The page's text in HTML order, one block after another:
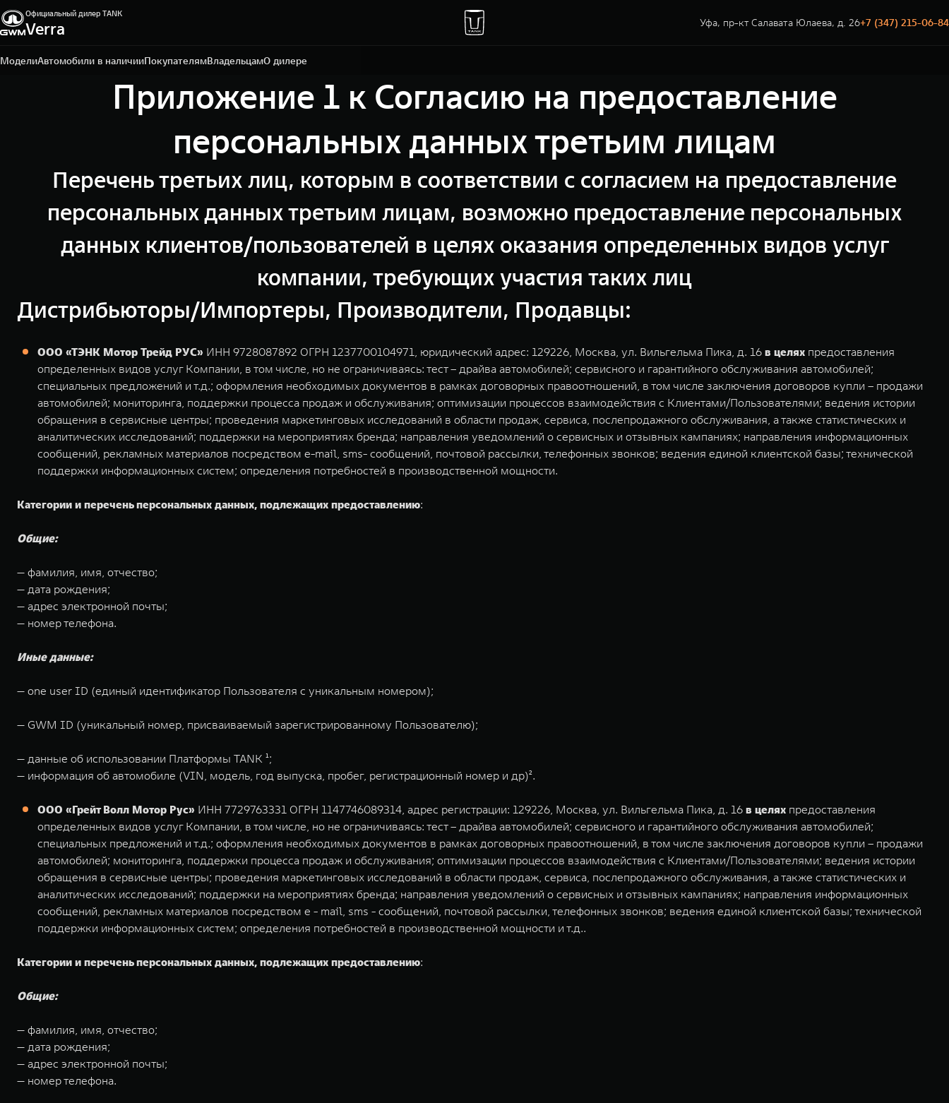
Официальный дилер TANK
Verra Уфа, пр-кт Салавата Юлаева, д. 26+7 (347) 215-06-84
МоделиАвтомобили в наличииПокупателямВладельцамО дилере
Уфа, пр-кт Салавата Юлаева, д. 26
+7 (347) 215-06-84
Приложение 1 к Согласию на предоставление
персональных данных третьим лицам
Перечень третьих лиц, которым в соответствии с согласием на предоставление
персональных данных третьим лицам, возможно предоставление персональных
данных клиентов/пользователей в целях оказания определенных видов услуг
компании, требующих участия таких лиц
Дистрибьюторы/Импортеры, Производители, Продавцы:
ООО «ТЭНК Мотор Трейд РУС» ИНН 9728087892 ОГРН 1237700104971, юридический адрес: 129226, Москва, ул. Вильгельма Пика, д. 16 в целях предоставления
определенных видов услуг Компании, в том числе, но не ограничиваясь: тест – драйва автомобилей; сервисного и гарантийного обслуживания автомобилей;
специальных предложений и т.д.; оформления необходимых документов в рамках договорных правоотношений, в том числе заключения договоров купли – продажи
автомобилей; мониторинга, поддержки процесса продаж и обслуживания; оптимизации процессов взаимодействия с Клиентами/Пользователями; ведения истории
обращения в сервисные центры; проведения маркетинговых исследований в области продаж, сервиса, послепродажного обслуживания, а также статистических и
аналитических исследований; поддержки на мероприятиях бренда; направления уведомлений о сервисных и отзывных кампаниях; направления информационных
сообщений, рекламных материалов посредством e-mail, sms- сообщений, почтовой рассылки, телефонных звонков; ведения единой клиентской базы; технической
поддержки информационных систем; определения потребностей в производственной мощности.
Категории и перечень персональных данных, подлежащих предоставлению:
Общие:
— фамилия, имя, отчество;
— дата рождения;
— адрес электронной почты;
— номер телефона.
Иные данные:
— one user ID (единый идентификатор Пользователя с уникальным номером);
— GWM ID (уникальный номер, присваиваемый зарегистрированному Пользователю);
— данные об использовании Платформы TANK ¹;
— информация об автомобиле (VIN, модель, год выпуска, пробег, регистрационный номер и др)².
ООО «Грейт Волл Мотор Рус» ИНН 7729763331 ОГРН 1147746089314, адрес регистрации: 129226, Москва, ул. Вильгельма Пика, д. 16 в целях предоставления
определенных видов услуг Компании, в том числе, но не ограничиваясь: тест – драйва автомобилей; сервисного и гарантийного обслуживания автомобилей;
специальных предложений и т.д.; оформления необходимых документов в рамках договорных правоотношений, в том числе заключения договоров купли – продажи
автомобилей; мониторинга, поддержки процесса продаж и обслуживания; оптимизации процессов взаимодействия с Клиентами/Пользователями; ведения истории
обращения в сервисные центры; проведения маркетинговых исследований в области продаж, сервиса, послепродажного обслуживания, а также статистических и
аналитических исследований; поддержки на мероприятиях бренда; направления уведомлений о сервисных и отзывных кампаниях; направления информационных
сообщений, рекламных материалов посредством e - mail, sms - сообщений, почтовой рассылки, телефонных звонков; ведения единой клиентской базы; технической
поддержки информационных систем; определения потребностей в производственной мощности и т.д..
Категории и перечень персональных данных, подлежащих предоставлению:
Общие:
— фамилия, имя, отчество;
— дата рождения;
— адрес электронной почты;
— номер телефона.